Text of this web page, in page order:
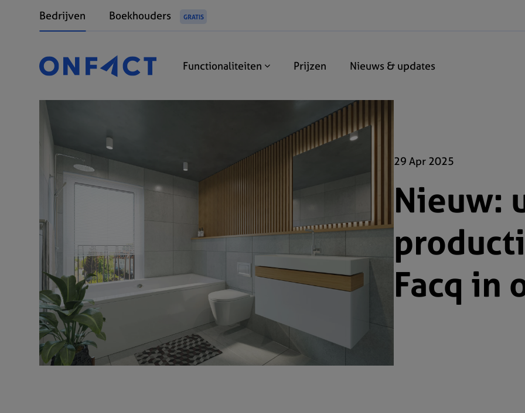
Bedrijven Boekhouders GRATIS
Functionaliteiten Prijzen Nieuws & updates
29 Apr 2025
Nieuw:
Facq in